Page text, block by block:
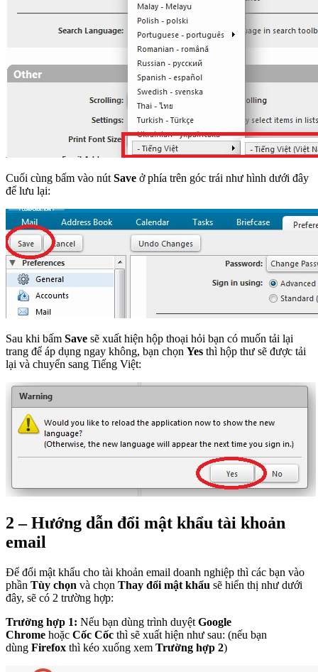
Cuối cùng bấm vào nút Save ở phía trên góc trái như hình dưới đây
để lưu lại:
Sau khi bấm Save sẽ xuất hiện hộp thoại hỏi bạn có muốn tải lại
trang để áp dụng ngay không, bạn chọn Yes thì hộp thư sẽ được tải
lại và chuyển sang Tiếng Việt:
2 – Hướng dẫn đổi mật khẩu tài khoản
email
Để đổi mật khẩu cho tài khoản email doanh nghiệp thì các bạn vào
phần Tùy chọn và chọn Thay đổi mật khẩu sẽ hiển thị như dưới
đây, sẽ có 2 trường hợp:
Trường hợp 1: Nếu bạn dùng trình duyệt Google
Chrome hoặc Cốc Cốc thì sẽ xuất hiện như sau: (nếu bạn
dùng Firefox thì kéo xuống xem Trường hợp 2)